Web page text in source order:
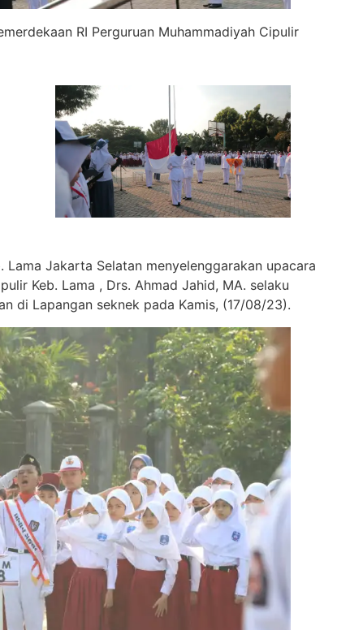
RI Perguruan Muhammadiyah Cipulir
Jakarta Selatan menyelenggarakan upacara
Keb. Lama , Drs. Ahmad Jahid, MA. selaku
di Lapangan seknek pada Kamis, (17/08/23).